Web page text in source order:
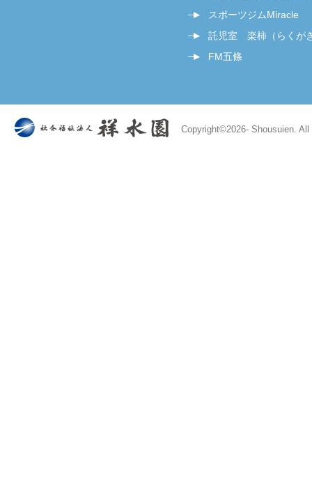
スポーツジムMiracle
託児室 楽柿（らくが
FM五條
Copyright©2026- Shousuien.